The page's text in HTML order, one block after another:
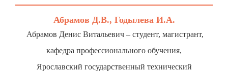
Абрамов Д.В., Годылева И.А.
Абрамов Денис Витальевич – студент, магистрант,
кафедра профессионального обучения,
Ярославский государственный технический